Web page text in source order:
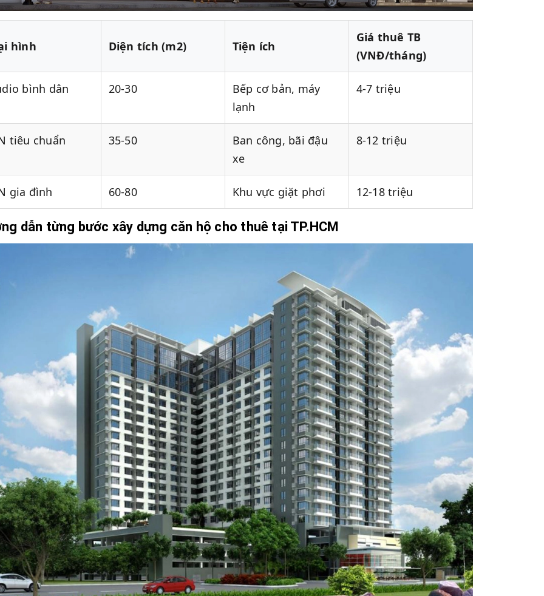
hình Diện tích (m2) Tiện ích
Giá thuê TB
(VNĐ/tháng)
bình dân 20-30
Bếp cơ bản, máy
lạnh
4-7 triệu
tiêu chuẩn 35-50
Ban công, bãi đậu
xe
8-12 triệu
gia đình 60-80 Khu vực giặt phơi 12-18 triệu
dẫn từng bước xây dựng căn hộ cho thuê tại TP.HCM